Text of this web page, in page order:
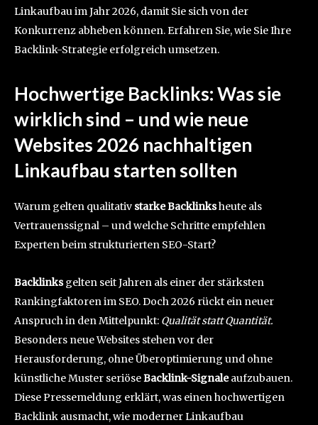
Linkaufbau im Jahr 2026, damit Sie sich von der
Konkurrenz abheben können. Erfahren Sie, wie Sie Ihre
Backlink-Strategie erfolgreich umsetzen.
Hochwertige Backlinks: Was sie
wirklich sind – und wie neue
Websites 2026 nachhaltigen
Linkaufbau starten sollten
Warum gelten qualitativ starke Backlinksheute als
Vertrauenssignal – und welche Schritte empfehlen
Experten beim strukturierten SEO-Start?
Backlinksgelten seit Jahren als einer der stärksten
Rankingfaktoren im SEO. Doch 2026 rückt ein neuer
Anspruch in den Mittelpunkt: Qualität statt Quantität.
Besonders neue Websites stehen vor der
Herausforderung, ohne Überoptimierung und ohne
künstliche Muster seriöseBacklink-Signaleaufzubauen.
Diese Pressemeldung erklärt, was einen hochwertigen
Backlink ausmacht, wie moderner Linkaufbau